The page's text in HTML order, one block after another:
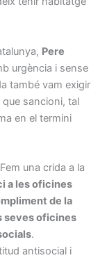
Pere
urgència i sense
també vam exigir
que sancioni, tal
en el termini
una crida a la
a les oficines
de la
seves oficines
.
antisocial i